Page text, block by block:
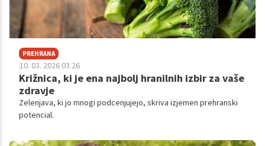
PREHRANA
10. 03. 2026 03.26
Križnica, ki je ena najbolj hranilnih izbir za vaše
zdravje
Zelenjava, ki jo mnogi podcenjujejo, skriva izjemen prehranski
potencial.